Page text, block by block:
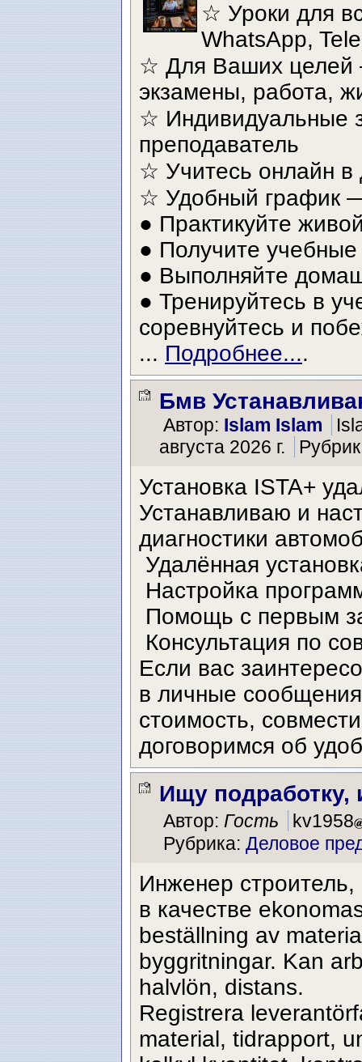
☆ Уроки для
WhatsApp,
☆ Для Ваших целей
экзамены, работа,
☆ Индивидуальные
преподаватель
☆ Учитесь онлайн
☆ Удобный график
● Практикуйте
● Получите
● Выполняйте
● Тренируйтесь в
соревнуйтесь и
... Подробнее....
Бмв
Автор: Islam Islam
августа 2026 г.
Установка ISTA+
Устанавливаю и
диагностики
Удалённая
Настройка
Помощь с первым
Консультация по
Если вас
в личные
стоимость,
договоримся об
Ищу подработку,
Автор: Гость
kv1958
Рубрика: Деловое
Инженер
в качестве
beställning av
byggritningar. Kan
halvlön, distans.
Registrera
material, tidrapport,